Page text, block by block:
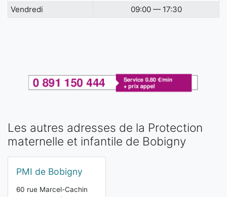
Vendredi
09:00 — 17:30
Les autres adresses de la Protection
maternelle et infantile de Bobigny
PMI de Bobigny
60 rue Marcel-Cachin